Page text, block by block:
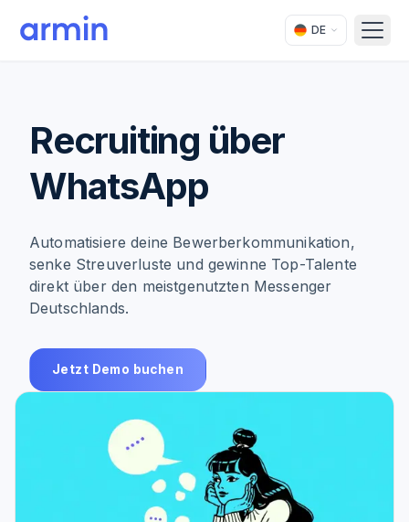
DE
Recruiting über
WhatsApp
Automatisiere deine Bewerberkommunikation,
senke Streuverluste und gewinne Top-Talente
direkt über den meistgenutzten Messenger
Deutschlands.
Jetzt Demo buchen